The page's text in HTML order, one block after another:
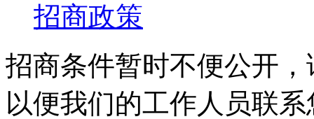
招商政策
招商条件暂时不便公开
以便我们的工作人员联